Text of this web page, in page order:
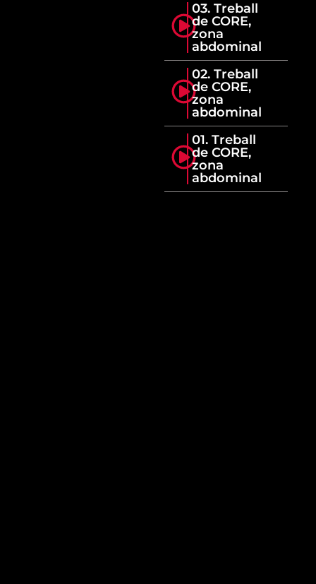
03. Treball
de CORE,
zona
abdominal
02. Treball
de CORE,
zona
abdominal
01. Treball
de CORE,
zona
abdominal